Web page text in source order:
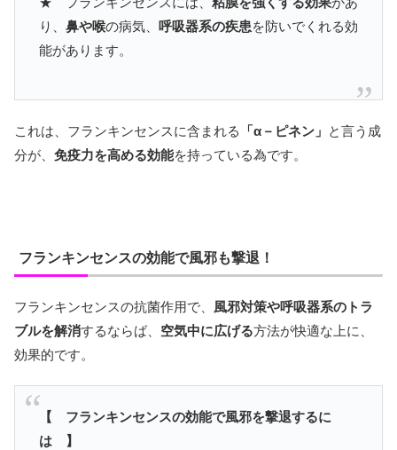
り、 鼻や喉の病気、 呼吸器系の疾患を防いでくれる効
能があります。
これは、フランキンセンスに含まれる 「α－ピネン」 と言う成
分が、 免疫力を高める効能を持っている為です。
フランキンセンスの効能で風邪も撃退！
フランキンセンスの抗菌作用で、 風邪対策や呼吸器系のトラ
ブルを解消するならば、 空気中に広げる方法が快適な上に、
効果的です。
【 フランキンセンスの効能で風邪を撃退するに
は 】